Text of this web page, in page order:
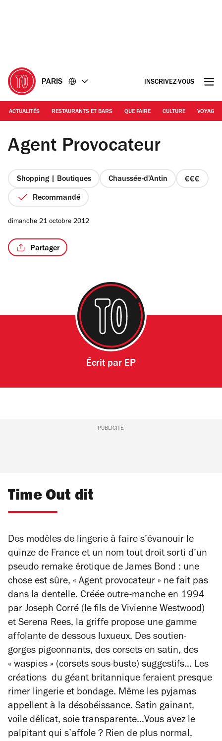
PARIS INSCRIVEZ-VOUS
ACTUALITÉS RESTAURANTS ET BARS QUE FAIRE CULTURE VOYAGE
DR
Agent Provocateur
Shopping | Boutiques Chaussée-d'Antin
prix
Recommandé
dimanche 21 octobre 2012
Partager
Écrit par EP
PUBLICITÉ
Time Out dit
Des modèles de lingerie à faire s’évanouir le
quinze de France et un nom tout droit sorti d’un
pseudo remake érotique de James Bond : une
chose est sûre, « Agent provocateur » ne fait pas
dans la dentelle. Créée outre-manche en 1994
par Joseph Corré (le fils de Vivienne Westwood)
et Serena Rees, la griffe propose une gamme
affolante de dessous luxueux. Des soutien-
gorges pigeonnants, des corsets en satin, des
« waspies » (corsets sous-buste) suggestifs… Les
créations du géant britannique feraient presque
rimer lingerie et bondage. Même les pyjamas
appellent à la désobéissance. Satin gainant,
voile délicat, soie transparente…Vous avez le
palpitant qui s’affole ? Rien de plus normal,